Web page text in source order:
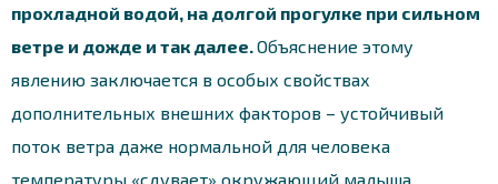
прохладной водой, на долгой прогулке при сильном
ветре и дожде и так далее.Объяснение этому
явлению заключается в особых свойствах
дополнительных внешних факторов – устойчивый
поток ветра даже нормальной для человека
температуры «сдувает» окружающий малыша